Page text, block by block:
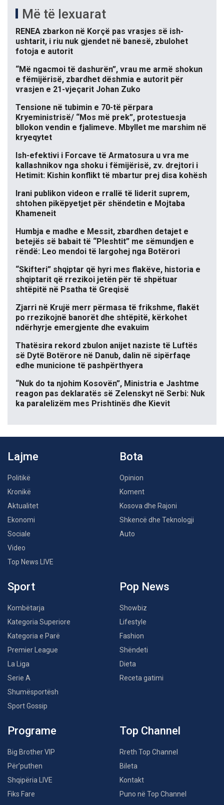
Më të lexuarat
RENEA zbarkon në Korçë pas vrasjes së ish-
ushtarit, i riu nuk gjendet në banesë, zbulohet
fotoja e autorit
“Më ngacmoi të dashurën”, vrau me armë shokun
e fëmijërisë, zbardhet dëshmia e autorit për
vrasjen e 21-vjeçarit Johan Zuko
Tensione në tubimin e 70-të përpara
Kryeministrisë/ “Mos më prek”, protestuesja
bllokon vendin e fjalimeve. Mbyllet me marshim në
kryeqytet
Ish-efektivi i Forcave të Armatosura u vra me
kallashnikov nga shoku i fëmijërisë, zv. drejtori i
Hetimit: Kishin konflikt të mbartur prej disa kohësh
Irani publikon videon e rrallë të liderit suprem,
shtohen pikëpyetjet për shëndetin e Mojtaba
Khameneit
Humbja e madhe e Messit, zbardhen detajet e
betejës së babait të “Pleshtit” me sëmundjen e
rëndë: Leo mendoi të largohej nga Botërori
“Skifteri” shqiptar që hyri mes flakëve, historia e
shqiptarit që rrezikoi jetën për të shpëtuar
shtëpitë në Psatha të Greqisë
Zjarri në Krujë merr përmasa të frikshme, flakët
po rrezikojnë banorët dhe shtëpitë, kërkohet
ndërhyrje emergjente dhe evakuim
Thatësira rekord zbulon anijet naziste të Luftës
së Dytë Botërore në Danub, dalin në sipërfaqe
edhe municione të pashpërthyera
“Nuk do ta njohim Kosovën”, Ministria e Jashtme
reagon pas deklaratës së Zelenskyt në Serbi: Nuk
ka paralelizëm mes Prishtinës dhe Kievit
Lajme
Politikë
Kronikë
Aktualitet
Ekonomi
Sociale
Video
Top News LIVE
Bota
Opinion
Koment
Kosova dhe Rajoni
Shkencë dhe Teknologji
Auto
Sport
Kombëtarja
Kategoria Superiore
Kategoria e Parë
Premier League
La Liga
Serie A
Shumësportësh
Sport Gossip
Pop News
Showbiz
Lifestyle
Fashion
Shëndeti
Dieta
Receta gatimi
Programe
Big Brother VIP
Për’puthen
Shqipëria LIVE
Fiks Fare
Top Channel
Rreth Top Channel
Bileta
Kontakt
Puno në Top Channel